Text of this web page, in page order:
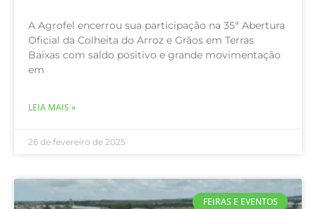
A Agrofel encerrou sua participação na 35ª Abertura
Oficial da Colheita do Arroz e Grãos em Terras
Baixas com saldo positivo e grande movimentação
em
LEIA MAIS »
26 de fevereiro de 2025
FEIRAS E EVENTOS